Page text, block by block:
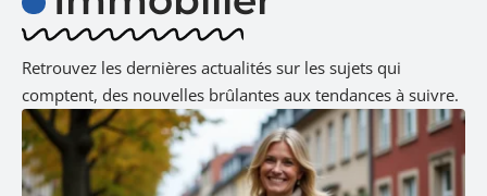
Retrouvez les dernières actualités sur les sujets qui
comptent, des nouvelles brûlantes aux tendances à suivre.